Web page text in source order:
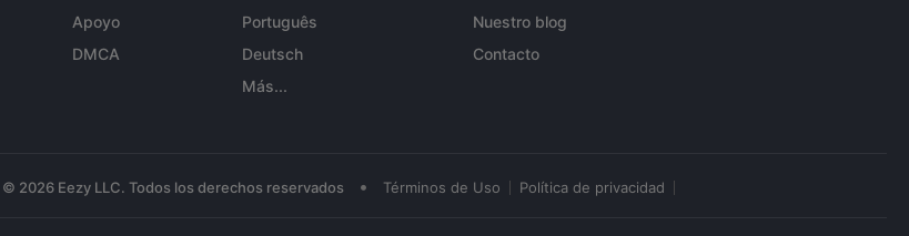
Apoyo
DMCA
Português
Deutsch
Más...
Nuestro blog
Contacto
© 2026 Eezy LLC. Todos los derechos reservados • Términos de Uso Política de privacidad